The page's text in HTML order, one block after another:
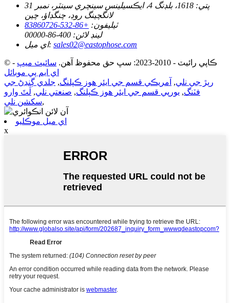
پتي:
1618، بلڊنگ 4، ايڪسيلينس سينچري سينٽر، نمبر 31
لانگچينگ روڊ، چنگڊاؤ، چين
ٽيليفون: +86-532-83860726
لينڊ لائن: 400-86-00000
اي ميل: sales02@eastophose.com
© ڪاپي رائيٽ - 2010-2023: سڀ حق محفوظ آهن. سائيٽ ميپ -
اي ايم پي موبائل
رٻڙ جي نلي, آمريڪي قسم جي ايئر هوز ڪپلنگ, جلدي ڳنڍڻ جي
فٽنگ, يورپي قسم جي ايئر هوز ڪپلنگ, صنعتي نلي, لَٽَ وارو
سکشن نلي,
اي ميل موڪليو
x